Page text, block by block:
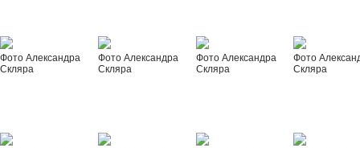
Фото Александра
Скляра
Фото Александра
Скляра
Фото Александра
Скляра
Фото
Скляра